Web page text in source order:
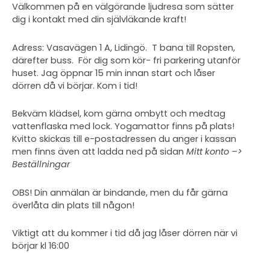
Välkommen på en välgörande ljudresa som sätter
dig i kontakt med din självläkande kraft!
Adress: Vasavägen 1 A, Lidingö. T bana till Ropsten,
därefter buss. För dig som kör- fri parkering utanför
huset. Jag öppnar 15 min innan start och låser
dörren då vi börjar. Kom i tid!
Bekväm klädsel, kom gärna ombytt och medtag
vattenflaska med lock. Yogamattor finns på plats!
Kvitto skickas till e-postadressen du anger i kassan
men finns även att ladda ned på sidan Mitt konto –>
Beställningar
OBS! Din anmälan är bindande, men du får gärna
överlåta din plats till någon!
Viktigt att du kommer i tid då jag låser dörren när vi
börjar kl 16:00